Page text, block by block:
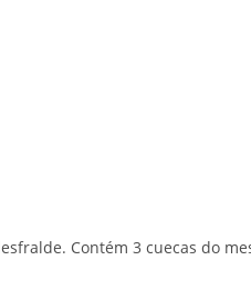
Contém 3 cuecas do